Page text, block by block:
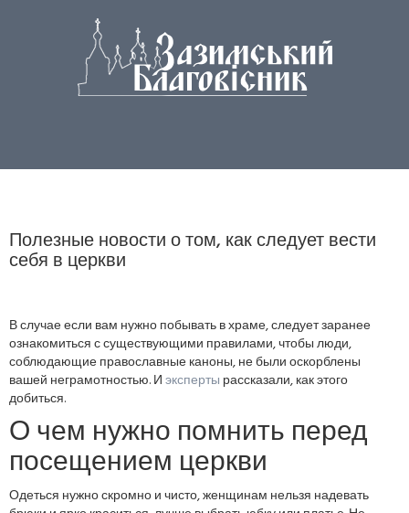
Полезные новости о том, как следует вести
себя в церкви
В случае если вам нужно побывать в храме, следует заранее
ознакомиться с существующими правилами, чтобы люди,
соблюдающие православные каноны, не были оскорблены
вашей неграмотностью. Иэксперты рассказали, как этого
добиться.
О чем нужно помнить перед
посещением церкви
Одеться нужно скромно и чисто, женщинам нельзя надевать